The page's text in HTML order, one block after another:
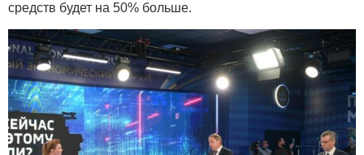
средств будет на 50% больше.